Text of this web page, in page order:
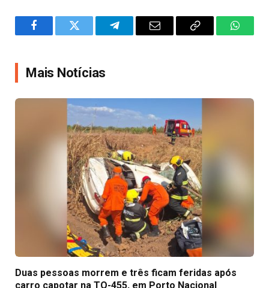
FacebookTwitter TelegramEmail
Copy
Mais Notícias
Duas pessoas morrem e três ficam feridas após
carro capotar na TO-455, em Porto Nacional